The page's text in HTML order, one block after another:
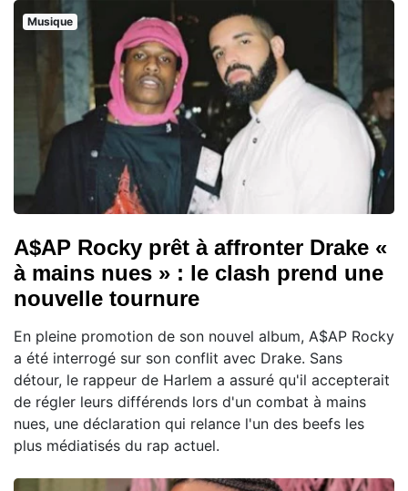
Musique
A$AP Rocky prêt à affronter Drake «
à mains nues » : le clash prend une
nouvelle tournure
En pleine promotion de son nouvel album, A$AP Rocky
a été interrogé sur son conflit avec Drake. Sans
détour, le rappeur de Harlem a assuré qu'il accepterait
de régler leurs différends lors d'un combat à mains
nues, une déclaration qui relance l'un des beefs les
plus médiatisés du rap actuel.